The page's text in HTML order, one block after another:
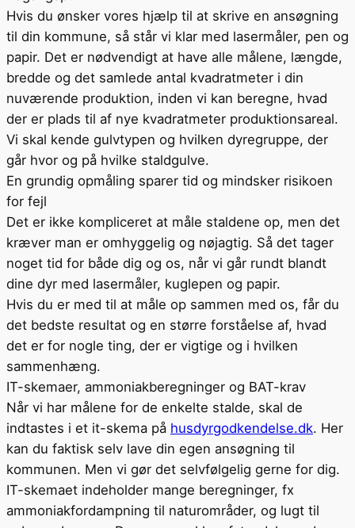
Hvis du ønsker vores hjælp til at skrive en ansøgning
til din kommune, så står vi klar med lasermåler, pen og
papir. Det er nødvendigt at have alle målene, længde,
bredde og det samlede antal kvadratmeter i din
nuværende produktion, inden vi kan beregne, hvad
der er plads til af nye kvadratmeter produktionsareal.
Vi skal kende gulvtypen og hvilken dyregruppe, der
går hvor og på hvilke staldgulve.
En grundig opmåling sparer tid og mindsker risikoen
for fejl
Det er ikke kompliceret at måle staldene op, men det
kræver man er omhyggelig og nøjagtig. Så det tager
noget tid for både dig og os, når vi går rundt blandt
dine dyr med lasermåler, kuglepen og papir.
Hvis du er med til at måle op sammen med os, får du
det bedste resultat og en større forståelse af, hvad
det er for nogle ting, der er vigtige og i hvilken
sammenhæng.
IT-skemaer, ammoniakberegninger og BAT-krav
Når vi har målene for de enkelte stalde, skal de
indtastes i et it-skema på husdyrgodkendelse.dk. Her
kan du faktisk selv lave din egen ansøgning til
kommunen. Men vi gør det selvfølgelig gerne for dig.
IT-skemaet indeholder mange beregninger, fx
ammoniakfordampning til naturområder, og lugt til